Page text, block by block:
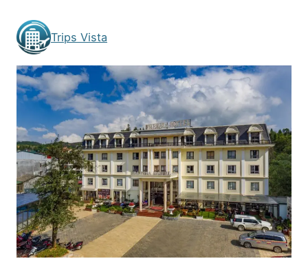
content
Trips Vista